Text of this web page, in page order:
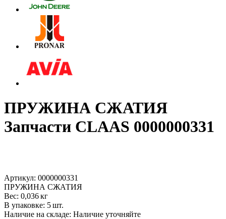
ПРУЖИНА СЖАТИЯ
Запчасти CLAAS 0000000331
Артикул: 0000000331
ПРУЖИНА СЖАТИЯ
Вес: 0,036 кг
В упаковке: 5 шт.
Наличие на складе: Наличие уточняйте